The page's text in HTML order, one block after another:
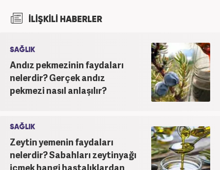
İLİŞKİLİ HABERLER
SAĞLIK
Andız pekmezinin faydaları
nelerdir? Gerçek andız
pekmezi nasıl anlaşılır?
SAĞLIK
Zeytin yemenin faydaları
nelerdir? Sabahları zeytinyağı
içmek hangi hastalıklardan